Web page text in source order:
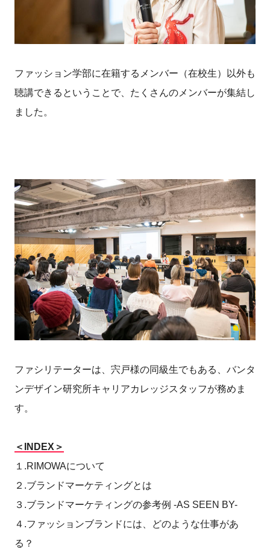
ファッション学部に在籍するメンバー（在校生）以外も
聴講できるということで、たくさんのメンバーが集結し
ました。
ファシリテーターは、宍戸様の同級生でもある、バンタ
ンデザイン研究所キャリアカレッジスタッフが務めま
す。
＜INDEX＞
１.RIMOWAについて
２.ブランドマーケティングとは
３.ブランドマーケティングの参考例 -AS SEEN BY-
４.ファッションブランドには、どのような仕事があ
る？